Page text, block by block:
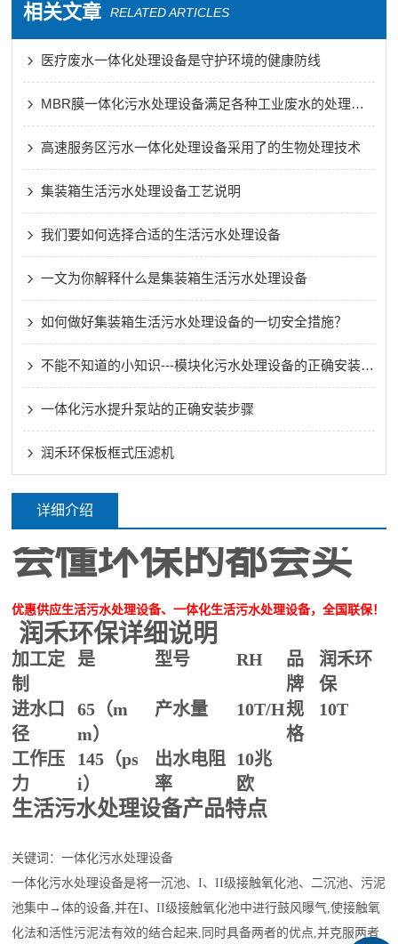
相关文章 RELATED ARTICLES
医疗废水一体化处理设备是守护环境的健康防线
MBR膜一体化污水处理设备满足各种工业废水的处理需求
高速服务区污水一体化处理设备采用了的生物处理技术
集装箱生活污水处理设备工艺说明
我们要如何选择合适的生活污水处理设备
一文为你解释什么是集装箱生活污水处理设备
如何做好集装箱生活污水处理设备的一切安全措施？
不能不知道的小知识---模块化污水处理设备的正确安装方法
一体化污水提升泵站的正确安装步骤
润禾环保板框式压滤机
详细介绍
会懂环保的都会买
优惠供应生活污水处理设备、一体化生活污水处理设备，全国联保！
润禾环保详细说明
加工定
制
是 型号 RH
品
牌
润禾环
保
进水口
径
65（m
m）
产水量 10T/H规
格
10T
工作压
力
145（ps
i）
出水电阻
率
10兆
欧
生活污水处理设备产品特点
关键词：一体化污水处理设备
一体化污水处理设备是将一沉池、I、II级接触氧化池、二沉池、污泥
池集中→体的设备,并在I、II级接触氧化池中进行鼓风曝气,使接触氧
化法和活性污泥法有效的结合起来,同时具备两者的优点,并克服两者